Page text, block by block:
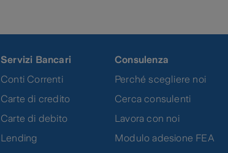
Servizi Bancari
Conti Correnti
Carte di credito
Carte di debito
Lending
Consulenza
Perché scegliere noi
Cerca consulenti
Lavora con noi
Modulo adesione FEA